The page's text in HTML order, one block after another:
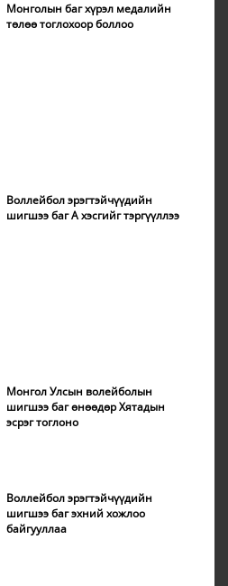
Монголын баг хүрэл медалийн
төлөө тоглохоор боллоо
Воллейбол эрэгтэйчүүдийн
шигшээ баг А хэсгийг тэргүүллээ
Монгол Улсын волейболын
шигшээ баг өнөөдөр Хятадын
эсрэг тоглоно
Воллейбол эрэгтэйчүүдийн
шигшээ баг эхний хожлоо
байгууллаа